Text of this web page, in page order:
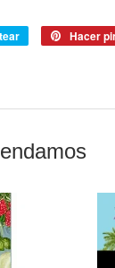
Tuitear Hacer